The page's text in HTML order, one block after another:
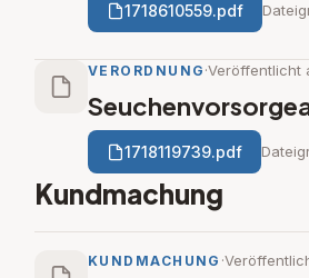
1718610559.pdf
VERORDNUNG ·Veröffentlicht
1718119739.pdf
Kundmachung
KUNDMACHUNG ·